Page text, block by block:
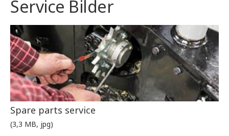
Service Bilder
Spare parts service
(3,3 MB, jpg)